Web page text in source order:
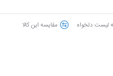
لیست دلخواه مقایسه این کالا